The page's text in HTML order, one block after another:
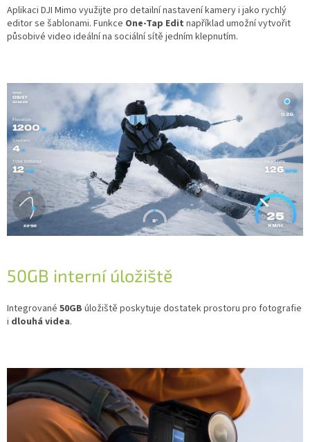
Aplikaci DJI Mimo využijte pro detailní nastavení kamery i jako rychlý
editor se šablonami. Funkce One-Tap Edit například umožní vytvořit
působivé video ideální na sociální sítě jedním klepnutím.
50GB interní úložiště
Integrované 50GB úložiště poskytuje dostatek prostoru pro fotografie
i dlouhá videa.